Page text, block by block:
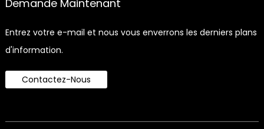
Demande Maintenant
Entrez votre e-mail et nous vous enverrons les derniers plans
d'information.
Contactez-Nous